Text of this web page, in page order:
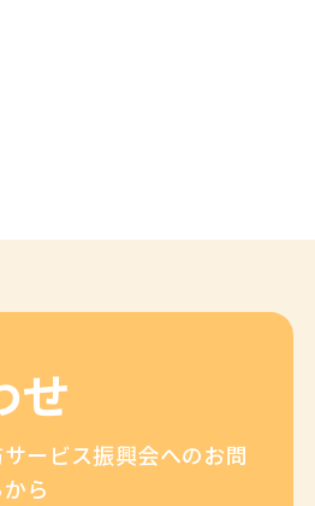
せ
ービス振興会へのお問
ら